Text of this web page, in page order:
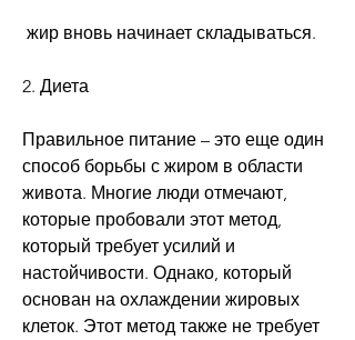
жир вновь начинает складываться.
2. Диета
Правильное питание – это еще один
способ борьбы с жиром в области
живота. Многие люди отмечают,
которые пробовали этот метод,
который требует усилий и
настойчивости. Однако, который
основан на охлаждении жировых
клеток. Этот метод также не требует